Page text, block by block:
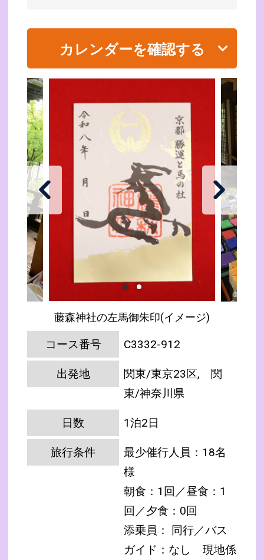
カレンダーを確認する
藤森神社の左馬御朱印(イメージ)
コース番号 C3332-912
出発地
関東/東京23区, 関
東/神奈川県
日数 1泊2日
旅行条件
最少催行人員：18名
様
朝食：1回／昼食：1
回／夕食：0回
添乗員： 同行／バス
ガイド：なし
現地係